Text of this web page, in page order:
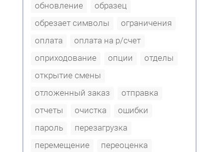
обновление
образец
обрезает символы
ограничения
оплата
оплата на р/счет
оприходование
опции
отделы
открытие смены
отложенный заказ
отправка
отчеты
очистка
ошибки
пароль
перезагрузка
перемещение
переоценка